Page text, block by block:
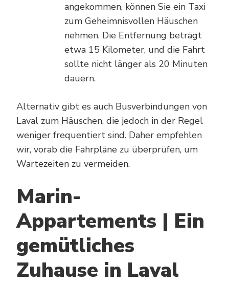
angekommen, können Sie ein Taxi
zum Geheimnisvollen Häuschen
nehmen. Die Entfernung beträgt
etwa 15 Kilometer, und die Fahrt
sollte nicht länger als 20 Minuten
dauern.
Alternativ gibt es auch Busverbindungen von
Laval zum Häuschen, die jedoch in der Regel
weniger frequentiert sind. Daher empfehlen
wir, vorab die Fahrpläne zu überprüfen, um
Wartezeiten zu vermeiden.
Marin-
Appartements | Ein
gemütliches
Zuhause in Laval